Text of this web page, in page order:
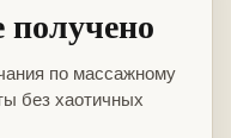
по массажному
без хаотичных